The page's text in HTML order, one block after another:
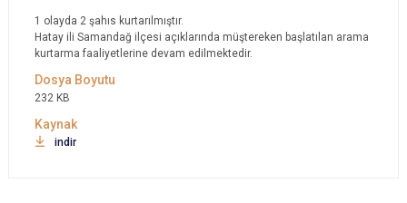
1 olayda 2 şahıs kurtarılmıştır.
Hatay ili Samandağ ilçesi açıklarında müştereken başlatılan arama
kurtarma faaliyetlerine devam edilmektedir.
232 KB
indir